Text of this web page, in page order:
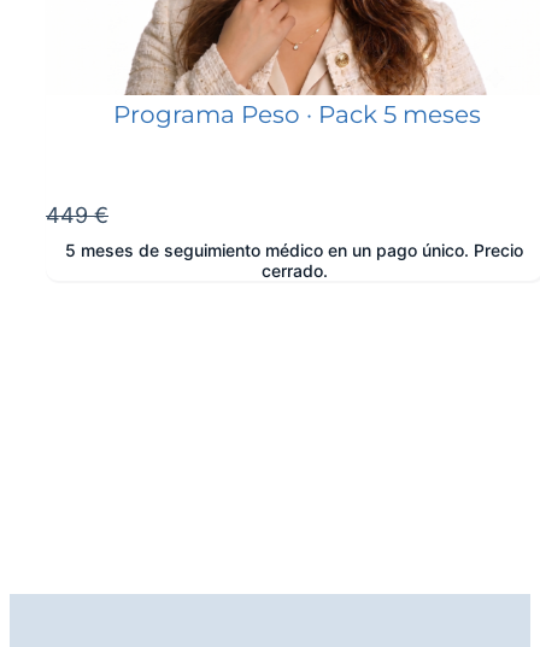
Programa Peso · Pack 5 meses
449 €
5 meses de seguimiento médico en un pago único. Precio
cerrado.